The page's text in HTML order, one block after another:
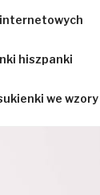
hiszpanki
we wzory